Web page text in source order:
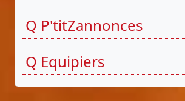
Q P'titZannonces
Q Equipiers